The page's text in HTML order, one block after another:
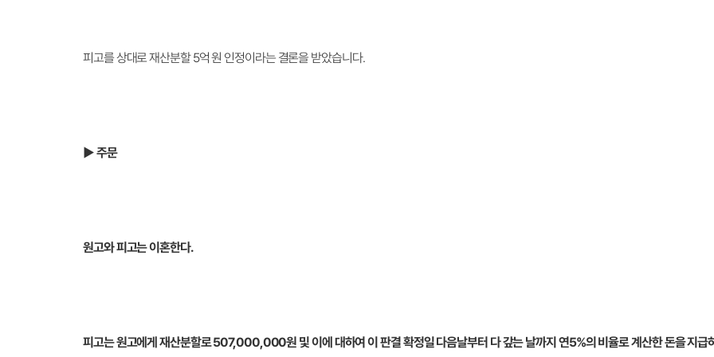
피고를 상대로 재산분할 5억 원 인정이라는 결론을 받았습니다.
▶ 주문
원고와 피고는 이혼한다.
피고는 원고에게 재산분할로 507,000,000원 및 이에 대하여 이 판결 확정일 다음날부터 다 갚는 날까지 연5%의 비율로 계산한 돈을 지급